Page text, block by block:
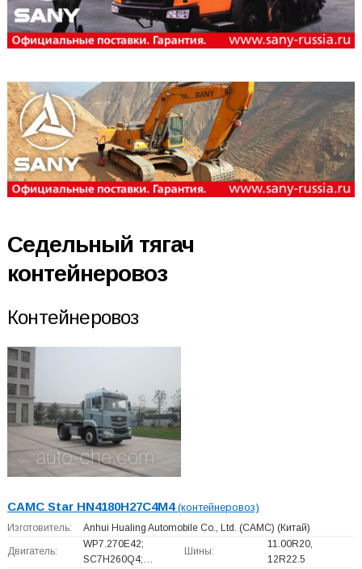
Седельный тягач
контейнеровоз
Контейнеровоз
CAMC Star HN4180H27C4M4(контейнеровоз)
Изготовитель: Anhui Hualing Automobile Co., Ltd. (CAMC) (Китай)
Двигатель:
WP7.270E42;
SC7H260Q4;…
Шины:
11.00R20,
12R22.5